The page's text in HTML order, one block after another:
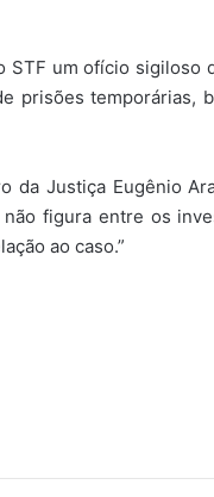
STF um ofício
prisões temporárias,
da Justiça Eugênio
figura entre os
ao caso.”